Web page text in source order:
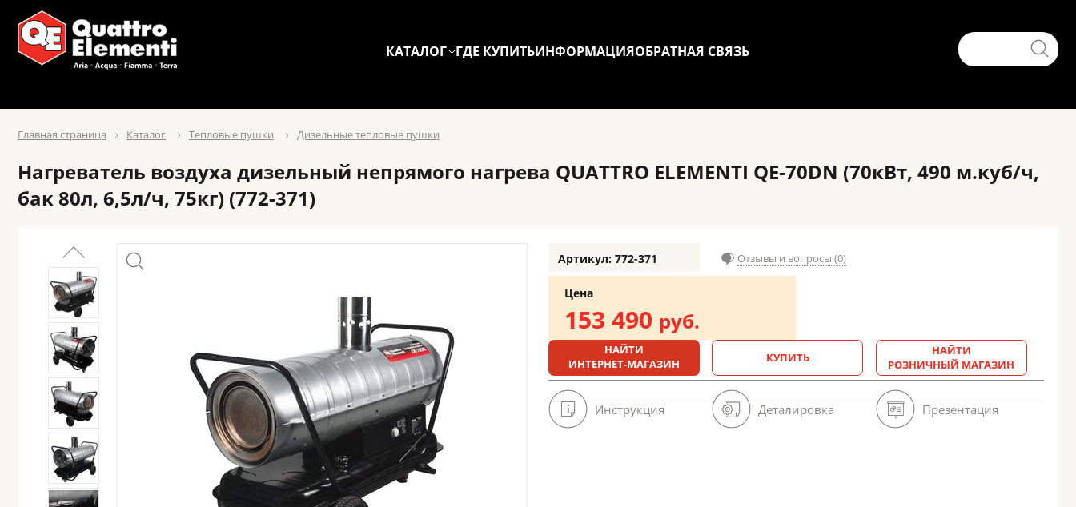
КАТАЛОГ ГДЕ КУПИТЬИНФОРМАЦИЯОБРАТНАЯ СВЯЗЬ
Главная страница Каталог Тепловые пушки Дизельные тепловые пушки
Нагреватель воздуха дизельный непрямого нагрева QUATTRO ELEMENTI QE-70DN (70кВт, 490 м.куб/ч,
бак 80л, 6,5л/ч, 75кг) (772-371)
Артикул: 772-371 Отзывы и вопросы (0)
Цена
153 490 руб.
НАЙТИ
ИНТЕРНЕТ-МАГАЗИН
КУПИТЬ
НАЙТИ
РОЗНИЧНЫЙ МАГАЗИН
Инструкция Деталировка Презентация